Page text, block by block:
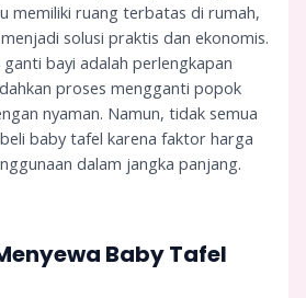
memiliki ruang terbatas di rumah,
solusi praktis dan ekonomis.
bayi adalah perlengkapan
proses mengganti popok
nyaman. Namun, tidak semua
baby tafel karena faktor harga
dalam jangka panjang.
Baby Tafel